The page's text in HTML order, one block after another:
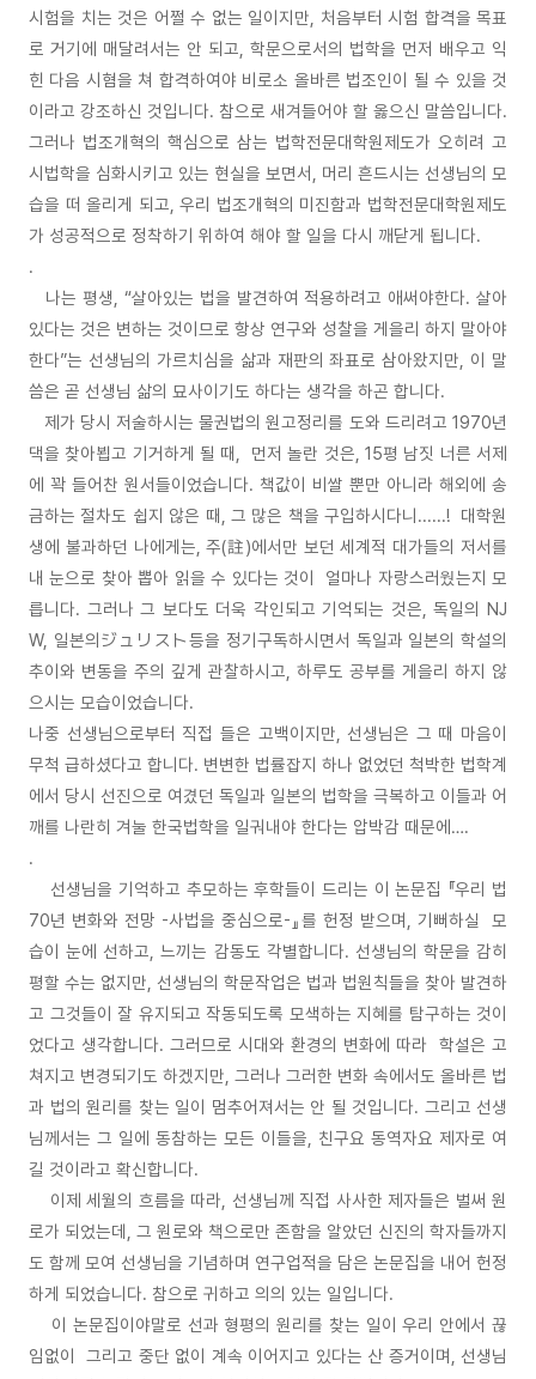
시험을 치는 것은 어쩔 수 없는 일이지만, 처음부터 시험 합격을 목표
로 거기에 매달려서는 안 되고, 학문으로서의 법학을 먼저 배우고 익
힌 다음 시혐을 쳐 합격하여야 비로소 올바른 법조인이 될 수 있을 것
이라고 강조하신 것입니다. 참으로 새겨들어야 할 옳으신 말씀입니다.
그러나 법조개혁의 핵심으로 삼는 법학전문대학원제도가 오히려 고
시법학을 심화시키고 있는 현실을 보면서, 머리 흔드시는 선생님의 모
습을 떠 올리게 되고, 우리 법조개혁의 미진함과 법학전문대학원제도
가 성공적으로 정착하기 위하여 해야 할 일을 다시 깨닫게 됩니다.
.
나는 평생, “살아있는 법을 발견하여 적용하려고 애써야한다. 살아
있다는 것은 변하는 것이므로 항상 연구와 성찰을 게을리 하지 말아야
한다”는 선생님의 가르치심을 삶과 재판의 좌표로 삼아왔지만, 이 말
씀은 곧 선생님 삶의 묘사이기도 하다는 생각을 하곤 합니다.
제가 당시 저술하시는 물권법의 원고정리를 도와 드리려고 1970년
댁을 찾아뵙고 기거하게 될 때, 먼저 놀란 것은, 15평 남짓 너른 서제
에 꽉 들어찬 원서들이었습니다. 책값이 비쌀 뿐만 아니라 해외에 송
금하는 절차도 쉽지 않은 때, 그 많은 책을 구입하시다니......! 대학원
생에 불과하던 나에게는, 주(註)에서만 보던 세계적 대가들의 저서를
내 눈으로 찾아 뽑아 읽을 수 있다는 것이 얼마나 자랑스러웠는지 모
릅니다. 그러나 그 보다도 더욱 각인되고 기억되는 것은, 독일의 NJ
W, 일본의ジュリスト등을 정기구독하시면서 독일과 일본의 학설의
추이와 변동을 주의 깊게 관찰하시고, 하루도 공부를 게을리 하지 않
으시는 모습이었습니다.
나중 선생님으로부터 직접 들은 고백이지만, 선생님은 그 때 마음이
무척 급하셨다고 합니다. 변변한 법률잡지 하나 없었던 척박한 법학계
에서 당시 선진으로 여겼던 독일과 일본의 법학을 극복하고 이들과 어
깨를 나란히 겨눌 한국법학을 일궈내야 한다는 압박감 때문에….
.
선생님을 기억하고 추모하는 후학들이 드리는 이 논문집 『우리 법
70년 변화와 전망 -사법을 중심으로-』를 헌정 받으며, 기뻐하실 모
습이 눈에 선하고, 느끼는 감동도 각별합니다. 선생님의 학문을 감히
평할 수는 없지만, 선생님의 학문작업은 법과 법원칙들을 찾아 발견하
고 그것들이 잘 유지되고 작동되도록 모색하는 지혜를 탐구하는 것이
었다고 생각합니다. 그러므로 시대와 환경의 변화에 따라 학설은 고
쳐지고 변경되기도 하겠지만, 그러나 그러한 변화 속에서도 올바른 법
과 법의 원리를 찾는 일이 멈추어져서는 안 될 것입니다. 그리고 선생
님께서는 그 일에 동참하는 모든 이들을, 친구요 동역자요 제자로 여
길 것이라고 확신합니다.
이제 세월의 흐름을 따라, 선생님께 직접 사사한 제자들은 벌써 원
로가 되었는데, 그 원로와 책으로만 존함을 알았던 신진의 학자들까지
도 함께 모여 선생님을 기념하며 연구업적을 담은 논문집을 내어 헌정
하게 되었습니다. 참으로 귀하고 의의 있는 일입니다.
이 논문집이야말로 선과 형평의 원리를 찾는 일이 우리 안에서 끊
임없이 그리고 중단 없이 계속 이어지고 있다는 산 증거이며, 선생님